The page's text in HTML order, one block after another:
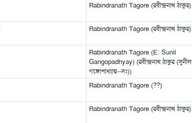
Rabindranath Tagore (রবীন্দ্রনাথ ঠাকুর)
Rabindranath Tagore (রবীন্দ্রনাথ ঠাকুর)
Rabindranath Tagore (E: Sunil
Gangopadhyay) (রবীন্দ্রনাথ ঠাকুর (সুনীল
গঙ্গোপাধ্যায়--সঃ))
Rabindranath Tagore (??)
Rabindranath Tagore (রবীন্দ্রনাথ ঠাকুর)